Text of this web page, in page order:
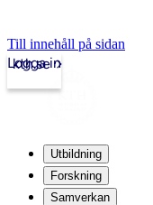
Till innehåll på sidan
kth.se
Logga in
Utbildning
Forskning
Samverkan